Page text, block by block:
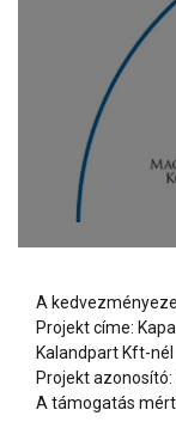
A
Projekt címe:
Kalandpart Kft-nél
Projekt azonosító:
A támogatás